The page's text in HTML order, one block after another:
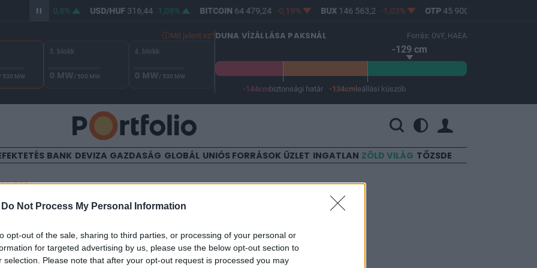
Do Not Process My Personal Information
opt-out of the sale, sharing to third parties, or processing of your personal or
for targeted advertising by us, please use the below opt-out section to
selection. Please note that after your opt-out request is processed you may
364,62 0,8% USD/HUF 316,44 1,08% BITCOIN64 479,24 -0,19% BUX146 563,2 -1,03% OTP45 900
Mit jelent ez?
/ 500 MW
3. blokk
0 MW/ 500 MW
4. blokk
0 MW/ 500 MW
DUNA VÍZÁLLÁSA PAKSNÁL Forrás: OVF, HAEA
-129 cm
-144cm biztonsági határ -134cm leállási küszöb
BANK DEVIZA GAZDASÁG GLOBÁL UNIÓS FORRÁSOK ÜZLET INGATLAN ZÖLD VILÁG TŐZSDE
az ukrán bankoknak